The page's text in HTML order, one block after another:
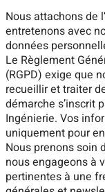
Nous attachons de
entretenons avec
données
Le Règlement
(RGPD) exige que
recueillir et traiter
démarche s’inscrit
Ingénierie. Vos
uniquement pour
Nous prenons soin
nous engageons à
pertinentes à une